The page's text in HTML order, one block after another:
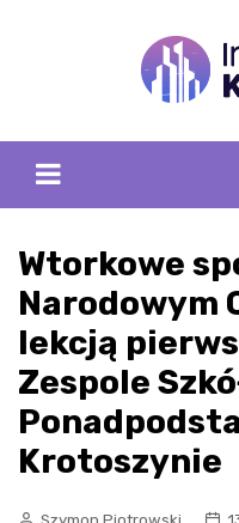
Wtorkowe
Narodowym
lekcją
Zespole
Krotoszynie